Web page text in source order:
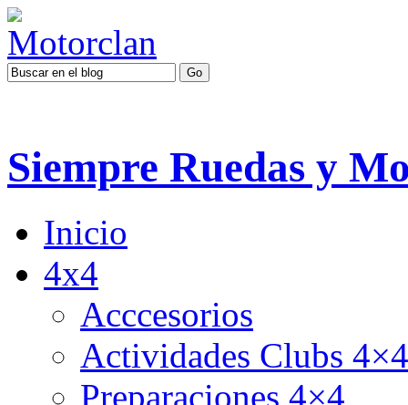
Siempre Ruedas y
Inicio
4x4
Acccesorios
Actividades Clubs 4×4
Preparaciones 4×4